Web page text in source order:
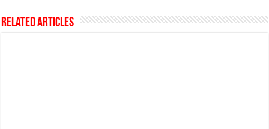
Related Articles